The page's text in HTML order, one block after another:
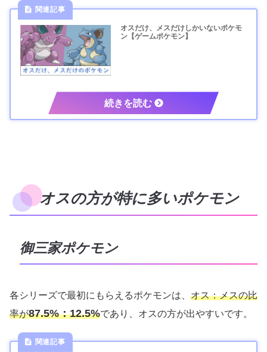
オスだけ、メスだけしかいないポケモ
ン【ゲームポケモン】
オスの方が特に多いポケモン
御三家ポケモン
各シリーズで最初にもらえるポケモンは、 オス：メスの比
率が87.5%：12.5%であり、オスの方が出やすいです。